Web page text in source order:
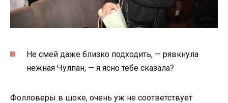
Не смей даже близко подходить, — рявкнула
нежная Чулпан, — я ясно тебе сказала?
Фолловеры в шоке, очень уж не соответствует